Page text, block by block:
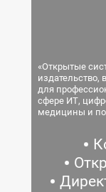
«Открытые
для
сфере ИТ,
медицины и